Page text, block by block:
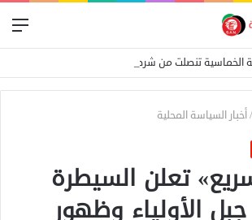
/أخبار السياسة المحلية
تعلن السيطرة
الأولياء وظهور